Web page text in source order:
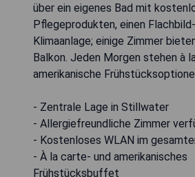
über ein eigenes Bad mit
Pflegeprodukten, einen
Klimaanlage; einige Zimmer
Balkon. Jeden Morgen stehen à
amerikanische
- Zentrale Lage in Stillwater
- Allergiefreundliche Zimmer
- Kostenloses WLAN im
- À la carte- und amerikanisches
Frühstücksbuffet